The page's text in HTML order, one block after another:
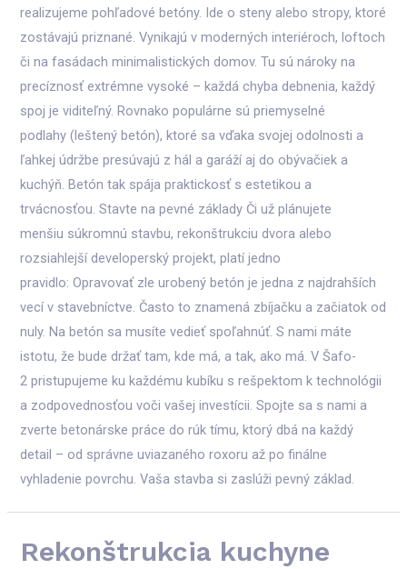
realizujeme pohľadové betóny. Ide o steny alebo stropy, ktoré
zostávajú priznané. Vynikajú v moderných interiéroch, loftoch
či na fasádach minimalistických domov. Tu sú nároky na
precíznosť extrémne vysoké – každá chyba debnenia, každý
spoj je viditeľný. Rovnako populárne sú priemyselné
podlahy (leštený betón), ktoré sa vďaka svojej odolnosti a
ľahkej údržbe presúvajú z hál a garáží aj do obývačiek a
kuchýň. Betón tak spája praktickosť s estetikou a
trvácnosťou. Stavte na pevné základy Či už plánujete
menšiu súkromnú stavbu, rekonštrukciu dvora alebo
rozsiahlejší developerský projekt, platí jedno
pravidlo: Opravovať zle urobený betón je jedna z najdrahších
vecí v stavebníctve. Často to znamená zbíjačku a začiatok od
nuly. Na betón sa musíte vedieť spoľahnúť. S nami máte
istotu, že bude držať tam, kde má, a tak, ako má. V Šafo-
2 pristupujeme ku každému kubíku s rešpektom k technológii
a zodpovednosťou voči vašej investícii. Spojte sa s nami a
zverte betonárske práce do rúk tímu, ktorý dbá na každý
detail – od správne uviazaného roxoru až po finálne
vyhladenie povrchu. Vaša stavba si zaslúži pevný základ.
Rekonštrukcia kuchyne